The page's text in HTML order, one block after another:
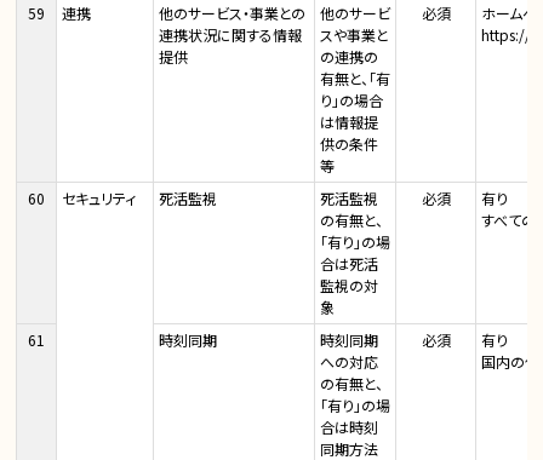
59
連携
他のサービス・事業との
連携状況に関する情報
提供
他のサービ
スや事業と
の連携の
有無と、「有
り」の場合
は情報提
供の条件
等
必須
ホームペ
https://i-
60 セキュリティ 死活監視
死活監視
の有無と、
「有り」の場
合は死活
監視の対
象
必須
有り
すべての
61 時刻同期
時刻同期
への対応
の有無と、
「有り」の場
合は時刻
同期方法
必須
有り
国内の信